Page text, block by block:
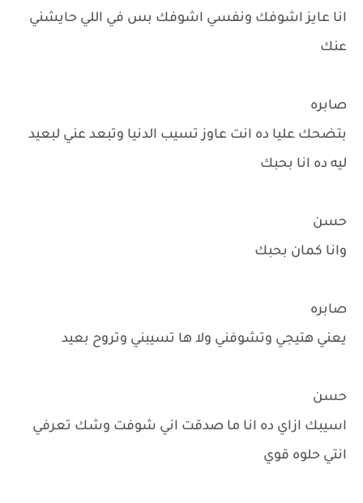
انا عايز اشوفك ونفسي اشوفك بس في اللي حايشني
عنك
صابره
بتضحك عليا ده انت عاوز تسيب الدنيا وتبعد عني لبعيد
ليه ده انا بحبك
حسن
وانا كمان بحبك
صابره
يعني هتيجي وتشوفني ولا ها تسيبني وتروح بعيد
حسن
اسيبك ازاي ده انا ما صدقت اني شوفت وشك تعرفي
انتي حلوه قوي